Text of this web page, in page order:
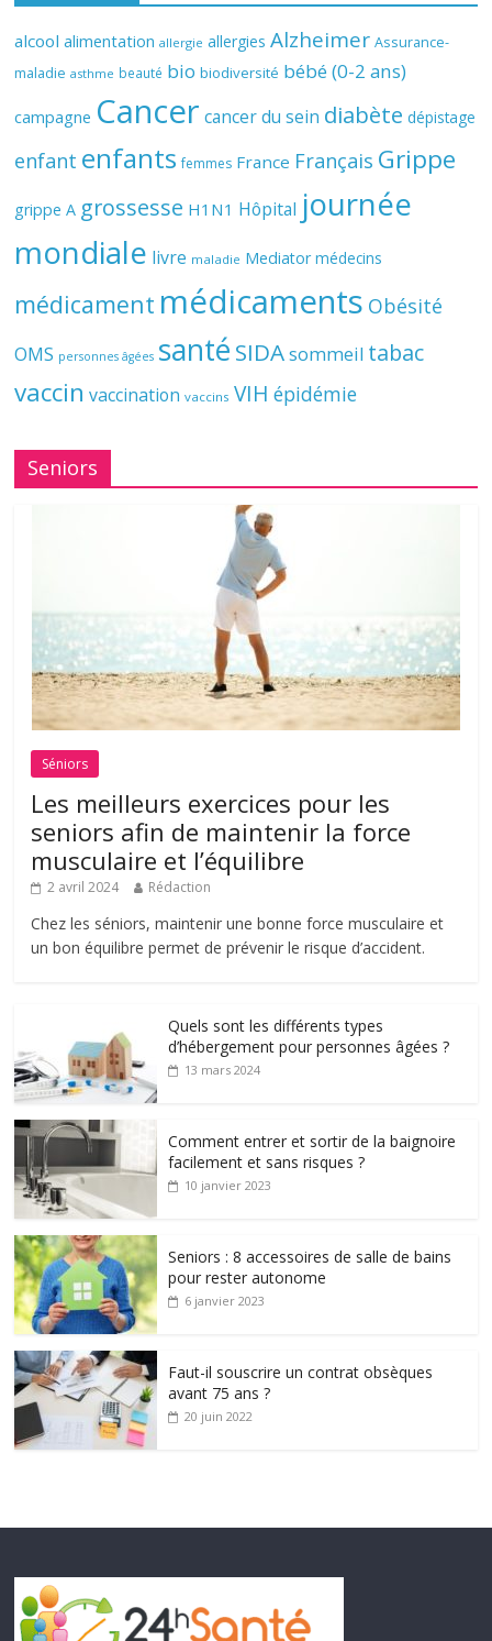
alcool alimentation allergie allergies Alzheimer Assurance-
maladie asthme beauté bio biodiversité bébé (0-2 ans)
campagne Cancer cancer du sein diabète dépistage
enfant enfants femmes France Français Grippe
grippe A grossesse H1N1 Hôpital journée
mondiale livre maladie Mediator médecins
médicament médicaments Obésité
OMS personnes âgées santé SIDAsommeil tabac
vaccin vaccination vaccins VIH épidémie
Seniors
Séniors
Les meilleurs exercices pour les
seniors afin de maintenir la force
musculaire et l’équilibre
2 avril 2024 Rédaction
Chez les séniors, maintenir une bonne force musculaire et
un bon équilibre permet de prévenir le risque d’accident.
Quels sont les différents types
d’hébergement pour personnes âgées ?
13 mars 2024
Comment entrer et sortir de la baignoire
facilement et sans risques ?
10 janvier 2023
Seniors : 8 accessoires de salle de bains
pour rester autonome
6 janvier 2023
Faut-il souscrire un contrat obsèques
avant 75 ans ?
20 juin 2022